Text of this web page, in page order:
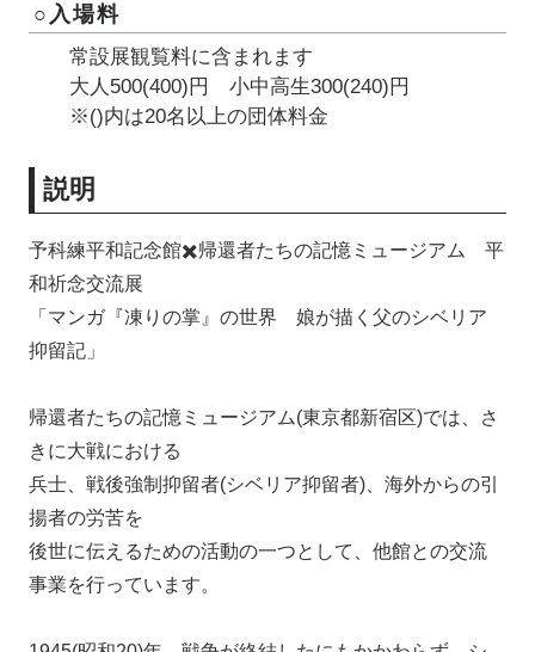
○入場料
常設展観覧料に含まれます
大人500(400)円 小中高生300(240)円
※()内は20名以上の団体料金
説明
予科練平和記念館✖️帰還者たちの記憶ミュージアム 平
和祈念交流展
「マンガ『凍りの掌』の世界 娘が描く父のシベリア
抑留記」
帰還者たちの記憶ミュージアム(東京都新宿区)では、さ
きに大戦における
兵士、戦後強制抑留者(シベリア抑留者)、海外からの引
揚者の労苦を
後世に伝えるための活動の一つとして、他館との交流
事業を行っています。